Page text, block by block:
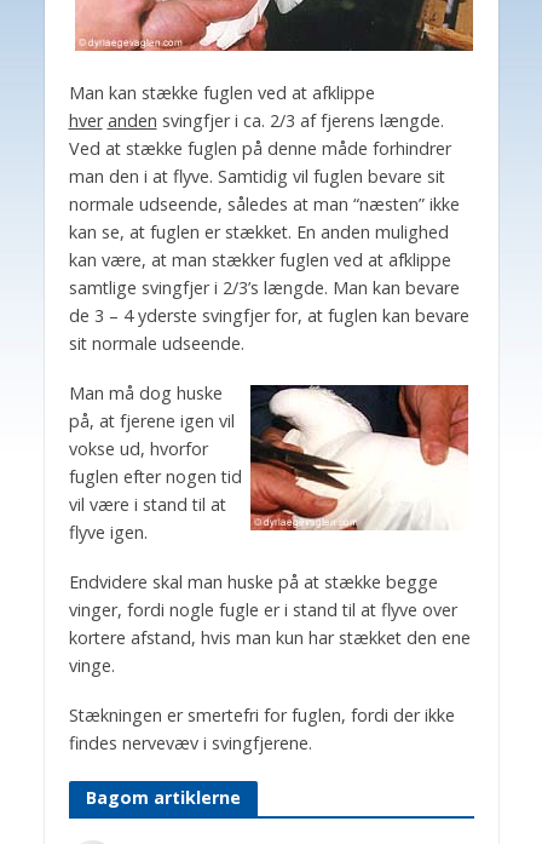
Man kan stække fuglen ved at afklippe
hver anden svingfjer i ca. 2/3 af fjerens længde.
Ved at stække fuglen på denne måde forhindrer
man den i at flyve. Samtidig vil fuglen bevare sit
normale udseende, således at man “næsten” ikke
kan se, at fuglen er stækket. En anden mulighed
kan være, at man stækker fuglen ved at afklippe
samtlige svingfjer i 2/3’s længde. Man kan bevare
de 3 – 4 yderste svingfjer for, at fuglen kan bevare
sit normale udseende.
Man må dog huske
på, at fjerene igen vil
vokse ud, hvorfor
fuglen efter nogen tid
vil være i stand til at
flyve igen.
Endvidere skal man huske på at stække begge
vinger, fordi nogle fugle er i stand til at flyve over
kortere afstand, hvis man kun har stækket den ene
vinge.
Stækningen er smertefri for fuglen, fordi der ikke
findes nervevæv i svingfjerene.
Bagom artiklerne